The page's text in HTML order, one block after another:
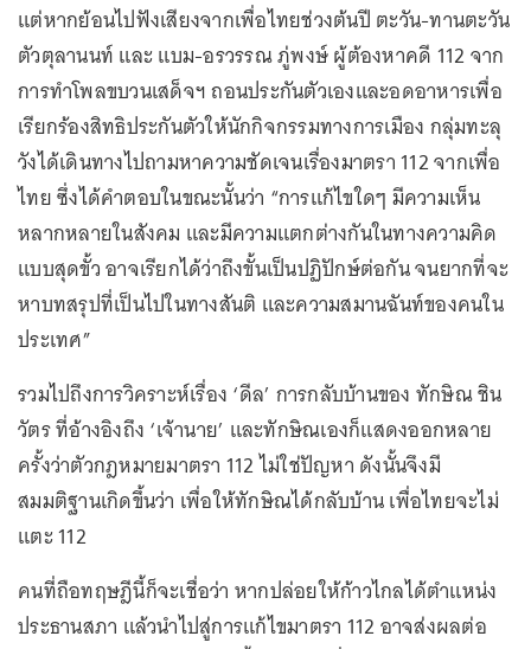
แต่หากย้อนไปฟังเสียงจากเพื่อไทยช่วงต้นปี ตะวัน-ทานตะวัน
ตัวตุลานนท์ และ แบม-อรวรรณ ภู่พงษ์ ผู้ต้องหาคดี 112 จาก
การทำโพลขบวนเสด็จฯ ถอนประกันตัวเองและอดอาหารเพื่อ
เรียกร้องสิทธิประกันตัวให้นักกิจกรรมทางการเมือง กลุ่มทะลุ
วังได้เดินทางไปถามหาความชัดเจนเรื่องมาตรา 112 จากเพื่อ
ไทย ซึ่งได้คำตอบในขณะนั้นว่า “การแก้ไขใดๆ มีความเห็น
หลากหลายในสังคม และมีความแตกต่างกันในทางความคิด
แบบสุดขั้ว อาจเรียกได้ว่าถึงขั้นเป็นปฏิปักษ์ต่อกัน จนยากที่จะ
หาบทสรุปที่เป็นไปในทางสันติ และความสมานฉันท์ของคนใน
ประเทศ”
รวมไปถึงการวิคราะห์เรื่อง ‘ดีล’ การกลับบ้านของ ทักษิณ ชิน
วัตร ที่อ้างอิงถึง ‘เจ้านาย’ และทักษิณเองก็แสดงออกหลาย
ครั้งว่าตัวกฎหมายมาตรา 112 ไม่ใช่ปัญหา ดังนั้นจึงมี
สมมติฐานเกิดขึ้นว่า เพื่อให้ทักษิณได้กลับบ้าน เพื่อไทยจะไม่
แตะ 112
คนที่ถือทฤษฎีนี้ก็จะเชื่อว่า หากปล่อยให้ก้าวไกลได้ตำแหน่ง
ประธานสภา แล้วนำไปสู่การแก้ไขมาตรา 112 อาจส่งผลต่อ